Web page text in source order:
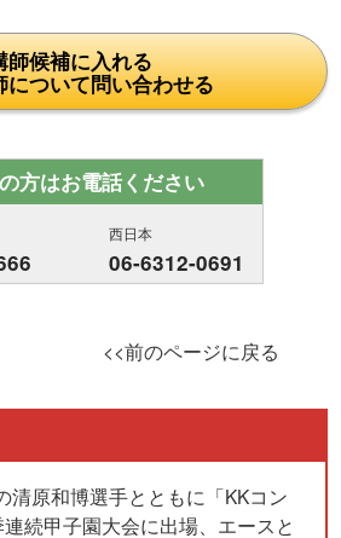
師候補に入れる
について問い合わせる
方はお電話ください
西日本
06-6312-0691
<<前のページに戻る
清原和博選手とともに「KKコン
続甲子園大会に出場、エースと